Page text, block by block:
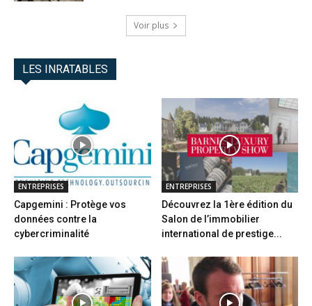
Voir plus
LES INRATABLES
ENTREPRISES
Capgemini : Protège vos
données contre la
cybercriminalité
ENTREPRISES
Découvrez la 1ère édition du
Salon de l’immobilier
international de prestige...